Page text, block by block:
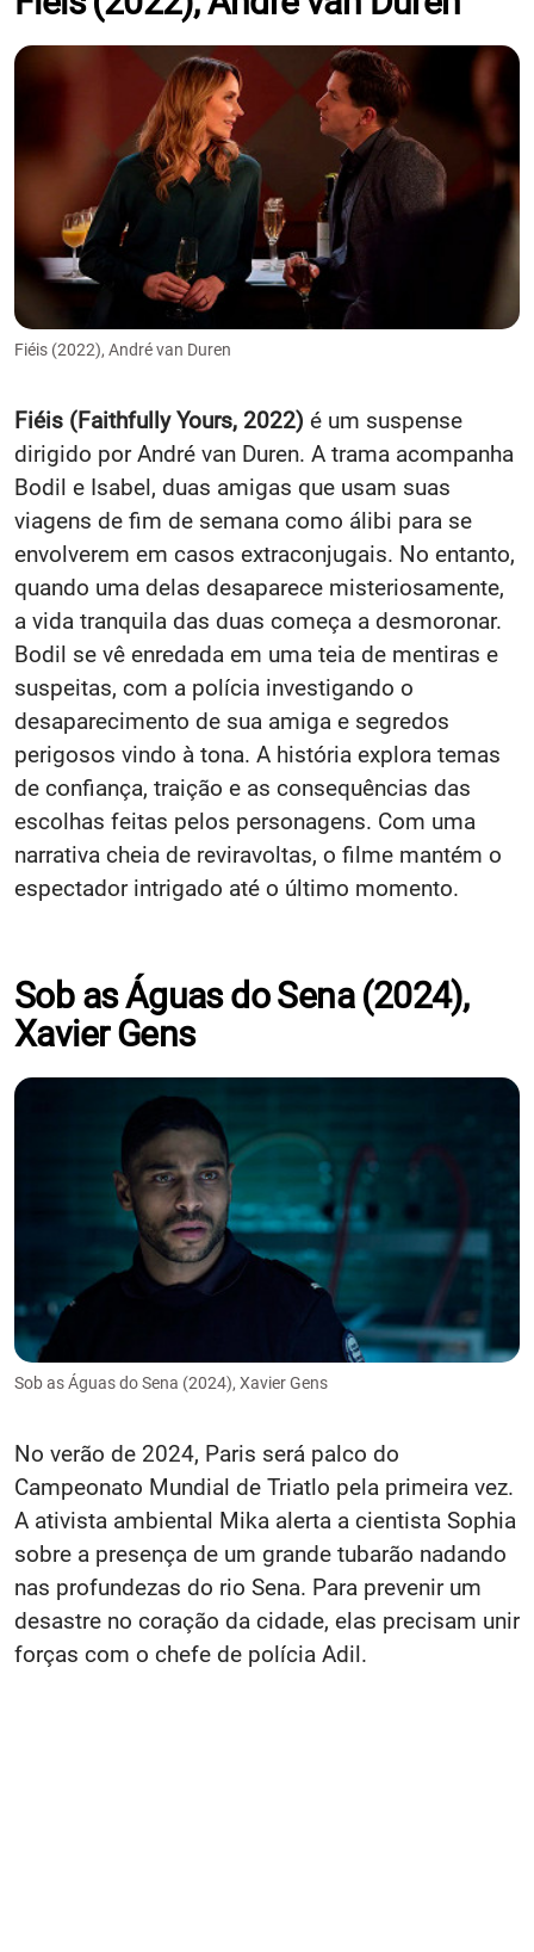
Fiéis (2022), André van Duren
Fiéis (Faithfully Yours, 2022) é um suspense
dirigido por André van Duren. A trama acompanha
Bodil e Isabel, duas amigas que usam suas
viagens de fim de semana como álibi para se
envolverem em casos extraconjugais. No entanto,
quando uma delas desaparece misteriosamente,
a vida tranquila das duas começa a desmoronar.
Bodil se vê enredada em uma teia de mentiras e
suspeitas, com a polícia investigando o
desaparecimento de sua amiga e segredos
perigosos vindo à tona. A história explora temas
de confiança, traição e as consequências das
escolhas feitas pelos personagens. Com uma
narrativa cheia de reviravoltas, o filme mantém o
espectador intrigado até o último momento.
Sob as Águas do Sena (2024),
Xavier Gens
Sob as Águas do Sena (2024), Xavier Gens
No verão de 2024, Paris será palco do
Campeonato Mundial de Triatlo pela primeira vez.
A ativista ambiental Mika alerta a cientista Sophia
sobre a presença de um grande tubarão nadando
nas profundezas do rio Sena. Para prevenir um
desastre no coração da cidade, elas precisam unir
forças com o chefe de polícia Adil.